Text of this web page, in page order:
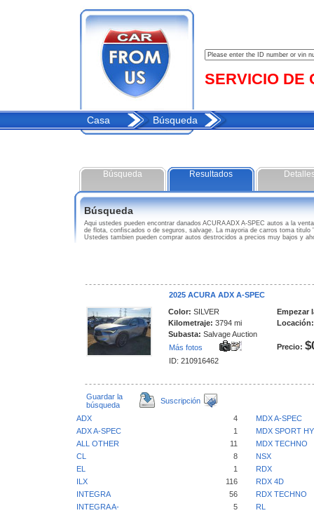
SERVICIO DE
Casa Búsqueda
Búsqueda Resultados
Búsqueda
Aqui ustedes pueden encontrar danados ACURA ADX A-SPEC autos a la
de flota, confiscados o de seguros, salvage. La mayoria de carros toma
Ustedes tambien pueden comprar autos destrocidos a precios muy bajos y
2025 ACURA ADX A-SPEC
Color: SILVER
Kilometraje: 3794 mi
Subasta: Salvage Auction
Más fotos
ID: 210916462
Empezar
Locación:
Precio:
Guardar la
búsqueda
Suscripción
ADX 4
MDX A-SPEC
ADX A-SPEC
1
MDX SPORT
ALL OTHER
11
MDX TECHNO
CL
8
NSX
EL
1
RDX
ILX
116
RDX 4D
INTEGRA
56
RDX TECHNO
INTEGRA A-
5
RL